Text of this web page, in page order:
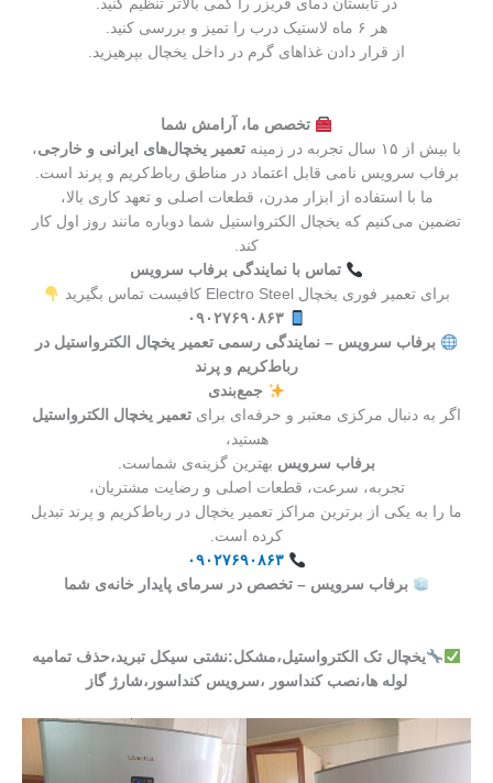
در تابستان دمای فریزر را کمی بالاتر تنظیم کنید.
هر ۶ ماه لاستیک درب را تمیز و بررسی کنید.
از قرار دادن غذاهای گرم در داخل یخچال بپرهیزید.
تخصص ما، آرامش شما
با بیش از ۱۵ سال تجربه در زمینه
تعمیر یخچال‌های ایرانی و خارجی،
برفاب سرویس نامی قابل اعتماد در مناطق رباط‌کریم و پرند است.
ما با استفاده از ابزار مدرن، قطعات اصلی و تعهد کاری بالا،
تضمین می‌کنیم که یخچال الکترواستیل شما دوباره مانند روز اول کار
کند.
تماس با نمایندگی برفاب سرویس
برای تعمیر فوری یخچال Electro Steel کافیست تماس بگیرید
۰۹۰۲۷۶۹۰۸۶۳
برفاب سرویس – نمایندگی رسمی تعمیر یخچال الکترواستیل در
رباط‌کریم و پرند
جمع‌بندی
اگر به دنبال مرکزی معتبر و حرفه‌ای برای تعمیر یخچال الکترواستیل
هستید،
برفاب سرویس بهترین گزینه‌ی شماست.
تجربه، سرعت، قطعات اصلی و رضایت مشتریان،
ما را به یکی از برترین مراکز تعمیر یخچال در رباط‌کریم و پرند تبدیل
کرده است.
۰۹۰۲۷۶۹۰۸۶۳
برفاب سرویس – تخصص در سرمای پایدار خانه‌ی شما
یخچال تک الکترواستیل،مشکل:نشتی سیکل تبرید،حذف تمامیه
لوله ها،نصب کنداسور ،سرویس کنداسور،شارژ گاز